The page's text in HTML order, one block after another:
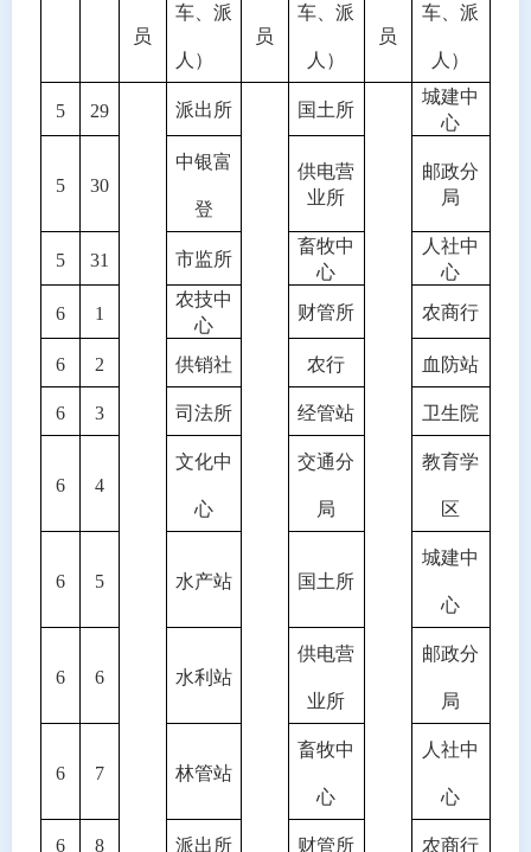
员
车、派
人）
员
车、派
人）
员
车、派
人）
5 29 派出所 国土所
城建中
心
5 30
中银富
登
供电营
业所
邮政分
局
5 31 市监所
畜牧中
心
人社中
心
6 1
农技中
心
财管所 农商行
6 2 供销社 农行 血防站
6 3 司法所 经管站 卫生院
6 4
文化中
心
交通分
局
教育学
区
6 5 水产站 国土所
城建中
心
6 6 水利站
供电营
业所
邮政分
局
6 7 林管站
畜牧中
心
人社中
心
6 8 派出所 财管所 农商行